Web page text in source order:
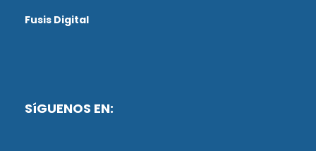
Fusis Digital
SíGUENOS EN: